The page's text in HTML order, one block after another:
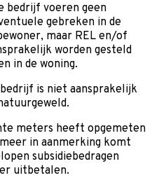
bedrijf voeren geen
gebreken in de
maar REL en/of
worden gesteld
in de woning.
is niet aansprakelijk
meters heeft opgemeten
in aanmerking komt
subsidiebedragen
uitbetalen.